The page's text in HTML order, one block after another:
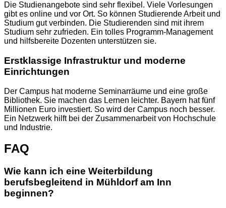
Die Studienangebote sind sehr flexibel. Viele Vorlesungen
gibt es online und vor Ort. So können Studierende Arbeit und
Studium gut verbinden. Die Studierenden sind mit ihrem
Studium sehr zufrieden. Ein tolles Programm-Management
und hilfsbereite Dozenten unterstützen sie.
Erstklassige Infrastruktur und moderne
Einrichtungen
Der Campus hat moderne Seminarräume und eine große
Bibliothek. Sie machen das Lernen leichter. Bayern hat fünf
Millionen Euro investiert. So wird der Campus noch besser.
Ein Netzwerk hilft bei der Zusammenarbeit von Hochschule
und Industrie.
FAQ
Wie kann ich eine Weiterbildung
berufsbegleitend in Mühldorf am Inn
beginnen?